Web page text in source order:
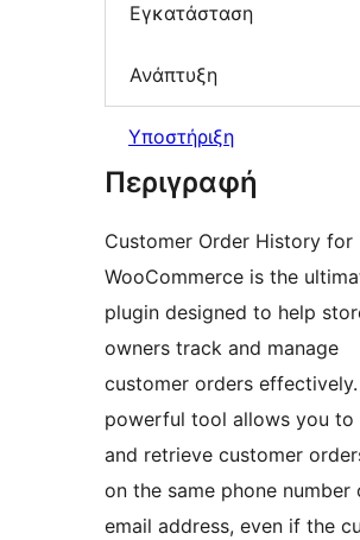
Εγκατάσταση
Ανάπτυξη
Υποστήριξη
Περιγραφή
Customer Order History for
WooCommerce is the
plugin designed to help
owners track and manage
customer orders
powerful tool allows you to
and retrieve customer
on the same phone number
email address, even if the